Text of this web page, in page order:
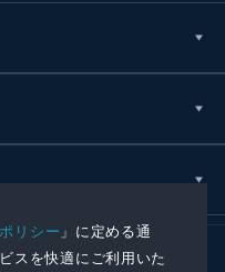
リシー 」に定める通
スを快適にご利用いた